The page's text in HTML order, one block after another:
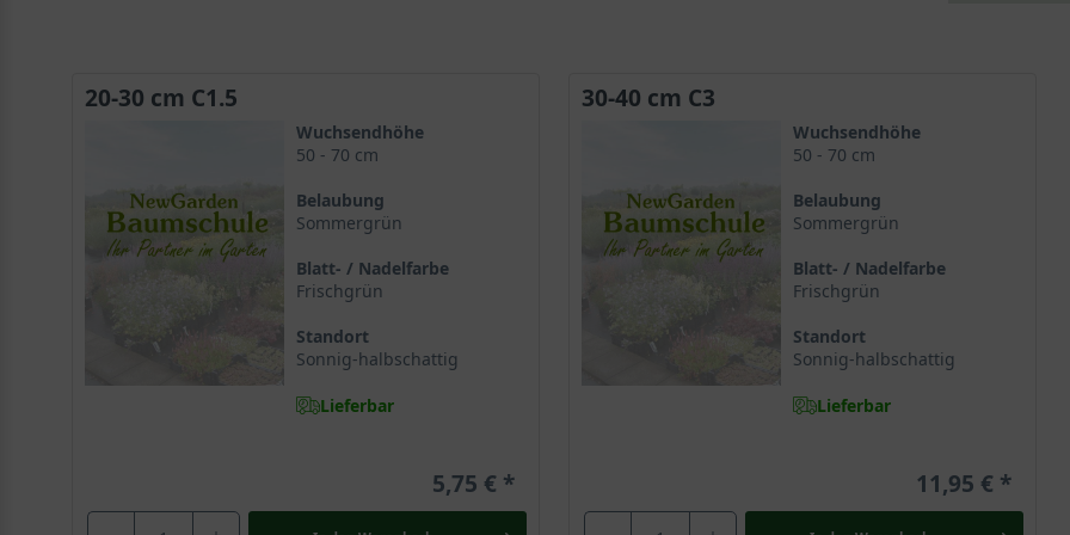
20-30 cm C1.5
Wuchsendhöhe
50 - 70 cm
Belaubung
Sommergrün
Blatt- / Nadelfarbe
Frischgrün
Standort
Sonnig-halbschattig
Lieferbar
5,75 €
30-40 cm C3
Wuchsendhöhe
50 - 70 cm
Belaubung
Sommergrün
Blatt- / Nadelfarbe
Frischgrün
Standort
Sonnig-halbschattig
Lieferbar
11,95 €